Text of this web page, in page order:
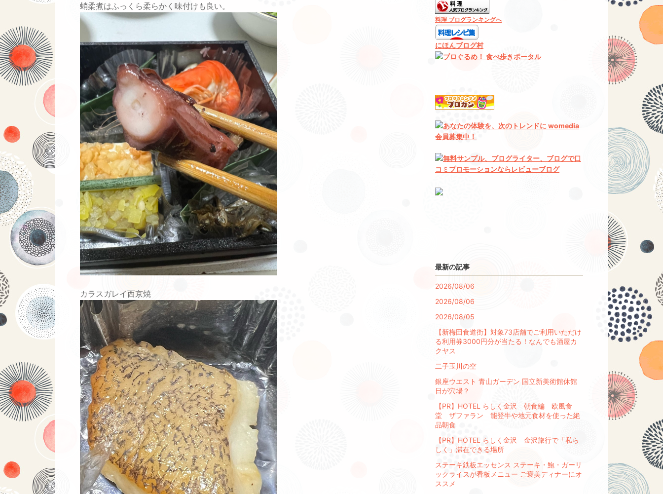
蛸柔煮はふっくら柔らかく味付けも良い。
カラスガレイ西京焼
料理 ブログランキングへ
にほんブログ村
最新の記事
2026/08/06
2026/08/06
2026/08/05
【新梅田食道街】対象73店舗でご利用いただけ
る利用券3000円分が当たる！なんでも酒屋カ
クヤス
二子玉川の空
銀座ウエスト 青山ガーデン 国立新美術館休館
日が穴場？
【PR】HOTEL らしく金沢 朝食編 欧風食
堂 ザファラン 能登牛や地元食材を使った絶
品朝食
【PR】HOTEL らしく金沢 金沢旅行で「私ら
しく」滞在できる場所
ステーキ鉄板エッセンス ステーキ・鮑・ガーリ
ックライスが看板メニュー ご褒美ディナーにオ
ススメ